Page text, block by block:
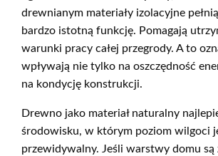
drewnianym materiały izolacyjne
bardzo istotną funkcję. Pomagają
warunki pracy całej przegrody. A to
wpływają nie tylko na oszczędność
na kondycję konstrukcji.
Drewno jako materiał naturalny
środowisku, w którym poziom wilgoci
przewidywalny. Jeśli warstwy domu są